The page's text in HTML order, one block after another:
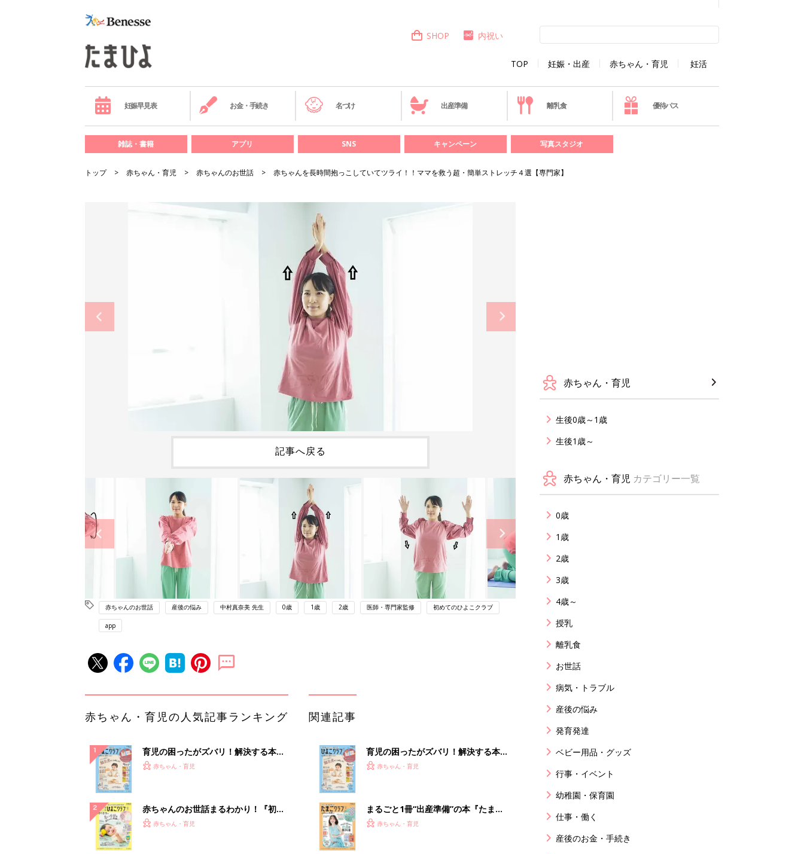
TOP 妊娠・出産 赤ちゃん・育児 妊活
SHOP 内祝い
妊娠早見表 お金・手続き 名づけ 出産準備 離乳食 優待パス
雑誌・書籍 アプリ SNS キャンペーン 写真スタジオ
トップ 赤ちゃん・育児 赤ちゃんのお世話 赤ちゃんを長時間抱っこしていてツライ！！ママを救う超・簡単ストレッチ４選【専門家】
記事へ戻る
赤ちゃんのお世話 産後の悩み 中村真奈美 先生 0歳 1歳 2歳 医師・専門家監修 初めてのひよこクラブ
app
赤ちゃん・育児の人気記事ランキング
育児の困ったがズバリ！解決する本
『ひよこクラブ 秋号』 4カ月～2才
赤ちゃん・育児
赤ちゃんのお世話まるわかり！『初め
てのひよこクラブ 夏号』〈巻頭大特
赤ちゃん・育児
関連記事
育児の困ったがズバリ！解決する本
『ひよこクラブ 秋号』 4カ月～2才
赤ちゃん・育児
まるごと1冊“出産準備”の本『たまご
クラブ 夏号』〈スペシャル大特集〉
赤ちゃん・育児
赤ちゃん・育児
生後0歳～1歳
生後1歳～
赤ちゃん・育児 カテゴリー一覧
0歳
1歳
2歳
3歳
4歳～
授乳
離乳食
お世話
病気・トラブル
産後の悩み
発育発達
ベビー用品・グッズ
行事・イベント
幼稚園・保育園
仕事・働く
産後のお金・手続き